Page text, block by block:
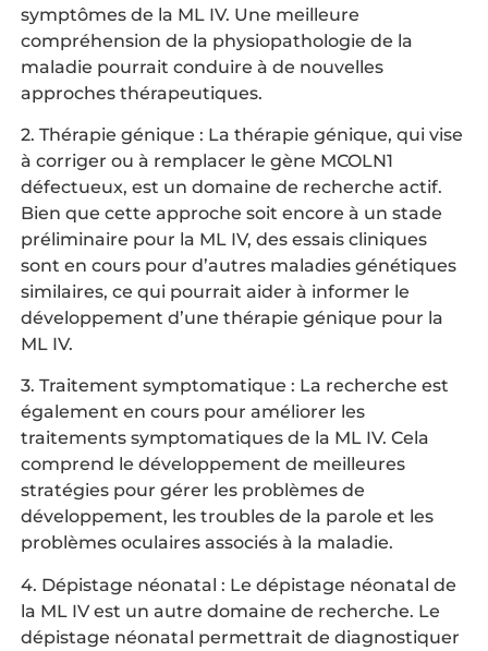
symptômes de la ML IV. Une meilleure
compréhension de la physiopathologie de la
maladie pourrait conduire à de nouvelles
approches thérapeutiques.
2. Thérapie génique : La thérapie génique, qui vise
à corriger ou à remplacer le gène MCOLN1
défectueux, est un domaine de recherche actif.
Bien que cette approche soit encore à un stade
préliminaire pour la ML IV, des essais cliniques
sont en cours pour d’autres maladies génétiques
similaires, ce qui pourrait aider à informer le
développement d’une thérapie génique pour la
ML IV.
3. Traitement symptomatique : La recherche est
également en cours pour améliorer les
traitements symptomatiques de la ML IV. Cela
comprend le développement de meilleures
stratégies pour gérer les problèmes de
développement, les troubles de la parole et les
problèmes oculaires associés à la maladie.
4. Dépistage néonatal : Le dépistage néonatal de
la ML IV est un autre domaine de recherche. Le
dépistage néonatal permettrait de diagnostiquer